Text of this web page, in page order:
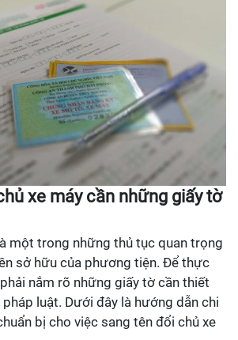
xe máy cần những giấy tờ
một trong những thủ tục quan trọng
sở hữu của phương tiện. Để thực
nắm rõ những giấy tờ cần thiết
luật. Dưới đây là hướng dẫn chi
bị cho việc sang tên đổi chủ xe